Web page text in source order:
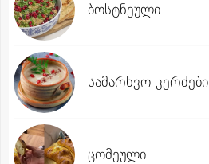
ბოსტნეული
სამარხვო კერძები
ცომეული